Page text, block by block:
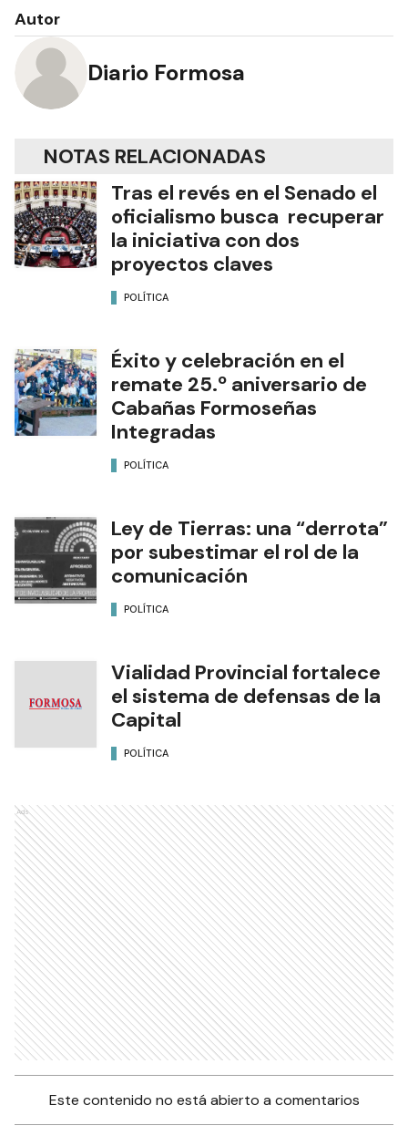
Autor
Diario Formosa
NOTAS RELACIONADAS
Tras el revés en el Senado el
oficialismo busca recuperar
la iniciativa con dos
proyectos claves
POLÍTICA
Éxito y celebración en el
remate 25.º aniversario de
Cabañas Formoseñas
Integradas
POLÍTICA
Ley de Tierras: una “derrota”
por subestimar el rol de la
comunicación
POLÍTICA
Vialidad Provincial fortalece
el sistema de defensas de la
Capital
POLÍTICA
Ads
Este contenido no está abierto a comentarios